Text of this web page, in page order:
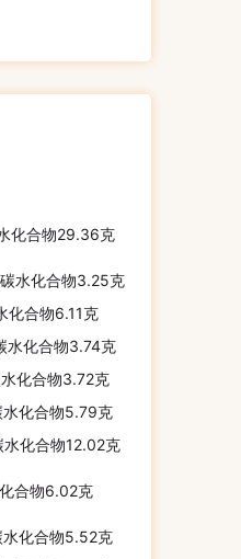
化合物29.36克
水化合物3.25克
化合物6.11克
水化合物3.74克
化合物3.72克
化合物5.79克
化合物12.02克
合物6.02克
化合物5.52克